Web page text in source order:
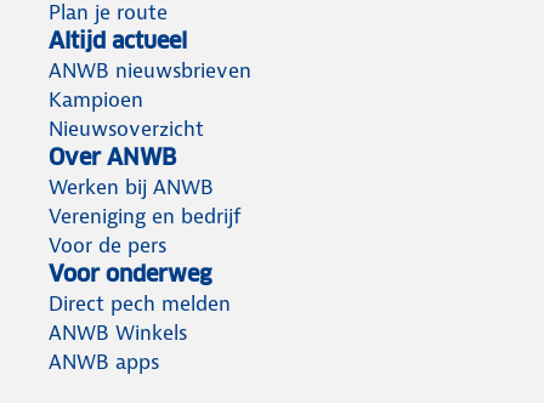
Plan je route
Altijd actueel
ANWB nieuwsbrieven
Kampioen
Nieuwsoverzicht
Over ANWB
Werken bij ANWB
Vereniging en bedrijf
Voor de pers
Voor onderweg
Direct pech melden
ANWB Winkels
ANWB apps